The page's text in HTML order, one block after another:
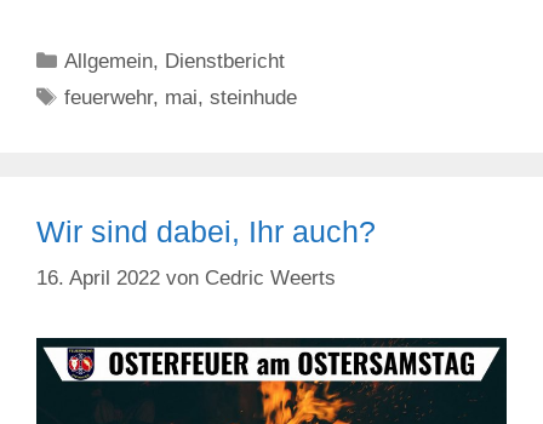
Kategorien
Allgemein, Dienstbericht
Schlagwörter
feuerwehr, mai,steinhude
Wir sind dabei, Ihr auch?
16. April 2022 von Cedric Weerts